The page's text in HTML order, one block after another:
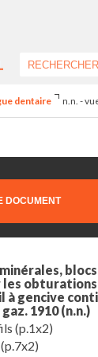
dentaire n.n. -
DOCUMENT
obturations
gencive
1910(n.n.)
(p.1x2)
(p.7x2)